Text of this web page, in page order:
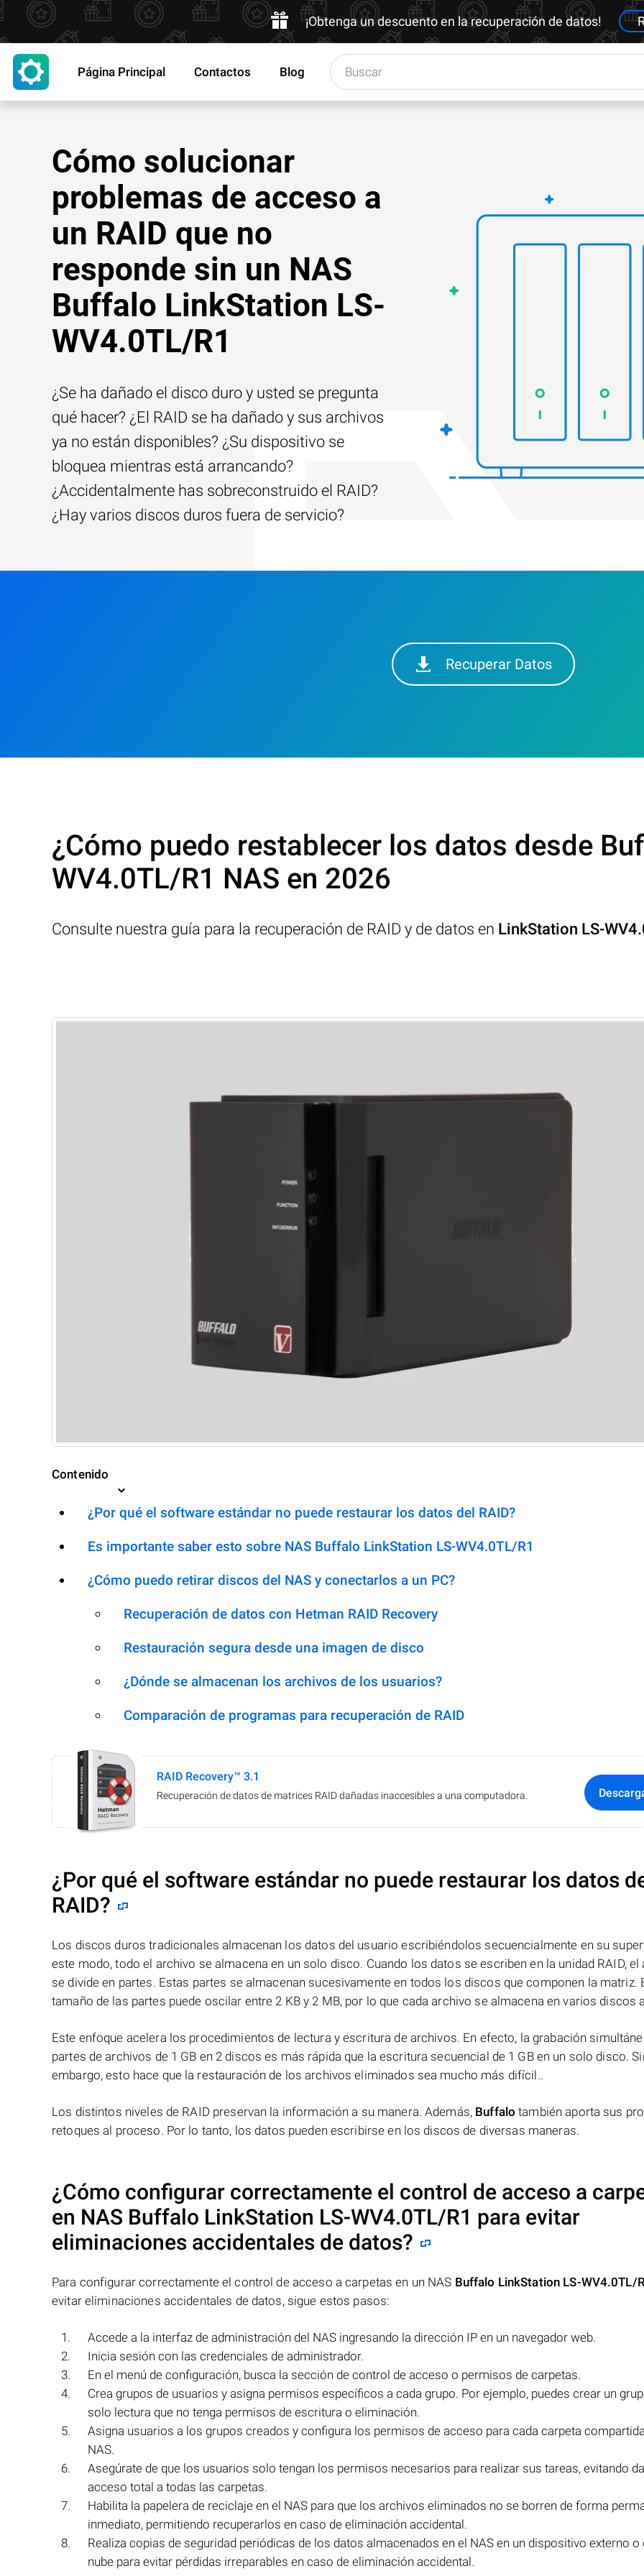
¡Obtenga un descuento en la recuperación de datos!
Página Principal Contactos Blog
Cómo solucionar
problemas de acceso a
un RAID que no
responde sin un NAS
Buffalo LinkStation LS-
WV4.0TL/R1
¿Se ha dañado el disco duro y usted se pregunta
qué hacer? ¿El RAID se ha dañado y sus archivos
ya no están disponibles? ¿Su dispositivo se
bloquea mientras está arrancando?
¿Accidentalmente has sobreconstruido el RAID?
¿Hay varios discos duros fuera de servicio?
Recuperar Datos
¿Cómo puedo restablecer los datos desde
WV4.0TL/R1 NAS en 2026
Consulte nuestra guía para la recuperación de RAID y de datos en LinkStation LS-
Contenido
¿Por qué el software estándar no puede restaurar los datos del RAID?
Es importante saber esto sobre NAS Buffalo LinkStation LS-WV4.0TL/R1
¿Cómo puedo retirar discos del NAS y conectarlos a un PC?
Recuperación de datos con Hetman RAID Recovery
Restauración segura desde una imagen de disco
¿Dónde se almacenan los archivos de los usuarios?
Comparación de programas para recuperación de RAID
RAID Recovery™ 3.1
Recuperación de datos de matrices RAID dañadas inaccesibles a una computadora.
¿Por qué el software estándar no puede restaurar los datos
RAID?
Los discos duros tradicionales almacenan los datos del usuario escribiéndolos secuencialmente en su
este modo, todo el archivo se almacena en un solo disco. Cuando los datos se escriben en la unidad RAID, el
se divide en partes. Estas partes se almacenan sucesivamente en todos los discos que componen la matriz.
tamaño de las partes puede oscilar entre 2 KB y 2 MB, por lo que cada archivo se almacena en varios discos
Este enfoque acelera los procedimientos de lectura y escritura de archivos. En efecto, la grabación
partes de archivos de 1 GB en 2 discos es más rápida que la escritura secuencial de 1 GB en un solo disco.
embargo, esto hace que la restauración de los archivos eliminados sea mucho más difícil..
Los distintos niveles de RAID preservan la información a su manera. Además, Buffalo también aporta sus
retoques al proceso. Por lo tanto, los datos pueden escribirse en los discos de diversas maneras.
¿Cómo configurar correctamente el control de acceso a
en NAS Buffalo LinkStation LS-WV4.0TL/R1 para evitar
eliminaciones accidentales de datos?
Para configurar correctamente el control de acceso a carpetas en un NAS Buffalo LinkStation LS-WV4.0TL/
evitar eliminaciones accidentales de datos, sigue estos pasos:
Accede a la interfaz de administración del NAS ingresando la dirección IP en un navegador web.
Inicia sesión con las credenciales de administrador.
En el menú de configuración, busca la sección de control de acceso o permisos de carpetas.
Crea grupos de usuarios y asigna permisos específicos a cada grupo. Por ejemplo, puedes crear un
solo lectura que no tenga permisos de escritura o eliminación.
Asigna usuarios a los grupos creados y configura los permisos de acceso para cada carpeta
NAS.
Asegúrate de que los usuarios solo tengan los permisos necesarios para realizar sus tareas, evitando
acceso total a todas las carpetas.
Habilita la papelera de reciclaje en el NAS para que los archivos eliminados no se borren de forma
inmediato, permitiendo recuperarlos en caso de eliminación accidental.
Realiza copias de seguridad periódicas de los datos almacenados en el NAS en un dispositivo externo o
nube para evitar pérdidas irreparables en caso de eliminación accidental.